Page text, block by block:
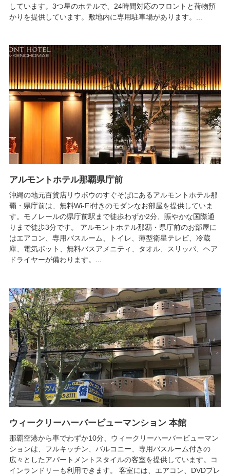
しています。3つ星のホテルで、24時間対応のフロントと荷物預
かりを提供しています。敷地内に専用駐車場があります。...
アルモントホテル那覇県庁前
沖縄の地元百貨店リウボウのすぐそばにあるアルモントホテル那
覇・県庁前は、無料Wi-Fi付きのモダンなお部屋を提供していま
す。モノレールの県庁前駅まで徒歩わずか2分、賑やかな国際通
りまで徒歩3分です。 アルモントホテル那覇・県庁前のお部屋に
はエアコン、専用バスルーム、トイレ、薄型衛星テレビ、冷蔵
庫、電気ポット、無料バスアメニティ、タオル、スリッパ、ヘア
ドライヤーが備わります。...
ウィークリーハーバービューマンション 本館
那覇空港から車でわずか10分、ウィークリーハーバービューマン
ションは、フルキッチン、バルコニー、専用バスルーム付きの
広々としたアパートメントスタイルの客室を提供しています。コ
インランドリーも利用できます。 客室には、エアコン、DVDプレ